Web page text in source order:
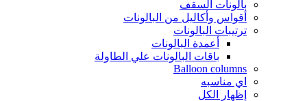
بالونات السقف
أقواس وأكاليل من البالونات
ترتيبات البالونات
أعمدة البالونات
باقات البالونات علي الطاولة
Balloon columns
اي مناسبه
إظهار الكل